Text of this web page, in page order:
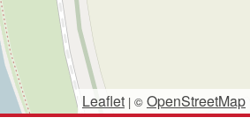
Leaflet | © OpenStreetMap